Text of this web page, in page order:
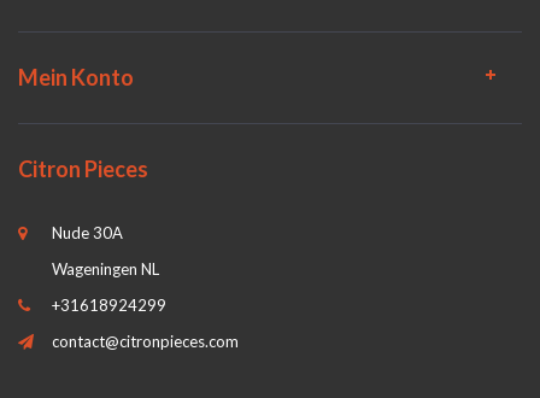
Mein Konto
Citron Pieces
Nude 30A
Wageningen NL
+31618924299
contact@citronpieces.com